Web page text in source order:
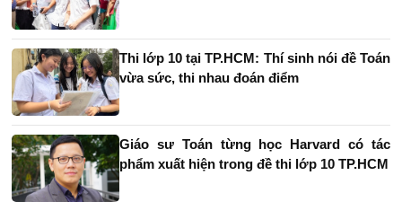
Thi lớp 10 tại TP.HCM: Thí sinh nói đề Toán
vừa sức, thi nhau đoán điểm
Giáo sư Toán từng học Harvard có tác
phẩm xuất hiện trong đề thi lớp 10 TP.HCM